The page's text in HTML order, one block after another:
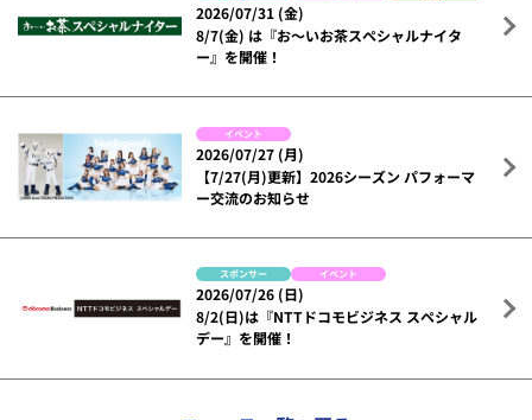
2026/07/31 (金)
8/7(金) は『お～いお茶スペシャルナイタ
ー』を開催！
イベント
2026/07/27 (月)
【7/27(月)更新】2026シーズン パフォーマ
ー交流のお知らせ
スポンサー イベント
2026/07/26 (日)
8/2(日)は『NTTドコモビジネス スペシャル
デー』を開催！